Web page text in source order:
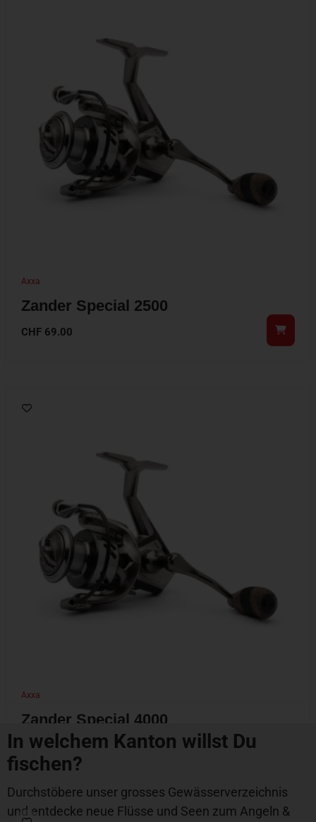
Axxa
Zander Special 2500
CHF 69.00
Axxa
Zander Special 4000
CHF69.00
In welchem Kanton willst Du
fischen?
Durchstöbere unser grosses Gewässerverzeichnis
und entdecke neue Flüsse und Seen zum Angeln &